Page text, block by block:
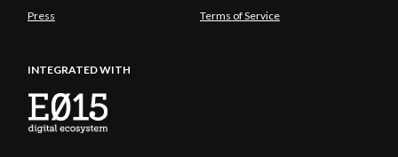
Press Terms of Service
INTEGRATED WITH